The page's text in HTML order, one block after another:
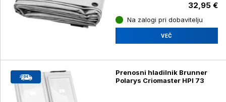
32,95 €
Na zalogi pri dobavitelju
VEČ
Prenosni hladilnik Brunner
Polarys Criomaster HPI 73